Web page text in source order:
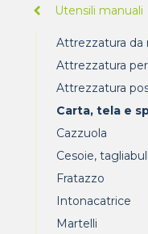
Utensili manuali
Attrezzatura da
Attrezzatura
Attrezzatura
Carta, tela e
Cazzuola
Cesoie,
Fratazzo
Intonacatrice
Martelli